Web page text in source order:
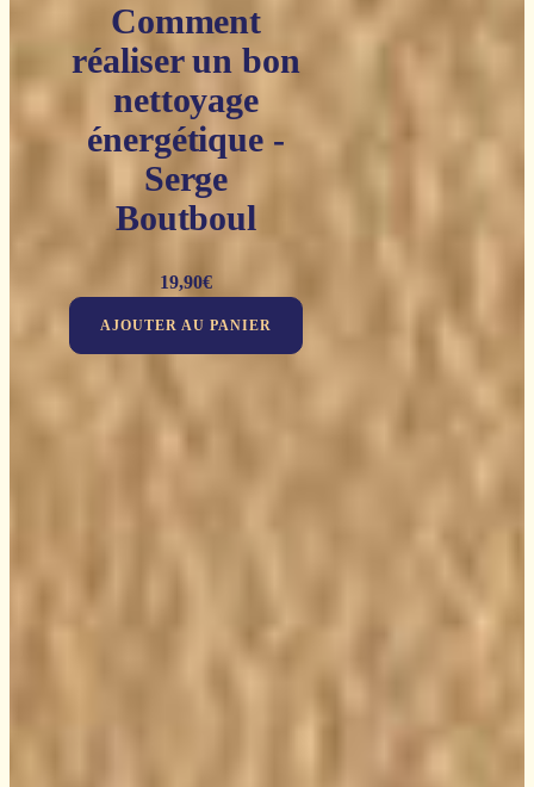
Comment
réaliser un bon
nettoyage
énergétique -
Serge
Boutboul
19,90€
AJOUTER AU PANIER